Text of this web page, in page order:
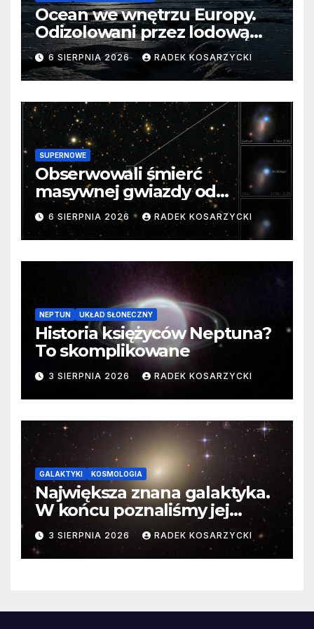
Ocean we wnętrzu Europy.
Odizolowani przez lodową
barierę
6 SIERPNIA 2026 RADEK KOSARZYCKI
SUPERNOWE
Obserwowali śmierć
masywnej gwiazdy od
samego początku. Niezwykle
cenne dane
6 SIERPNIA 2026 RADEK KOSARZYCKI
NEPTUN UKŁAD SŁONECZNY
Historia księżyców Neptuna?
To skomplikowane
3 SIERPNIA 2026 RADEK KOSARZYCKI
GALAKTYKI KOSMOLOGIA
Największa znana galaktyka.
W końcu poznaliśmy jej
faktyczne wymiary
3 SIERPNIA 2026 RADEK KOSARZYCKI